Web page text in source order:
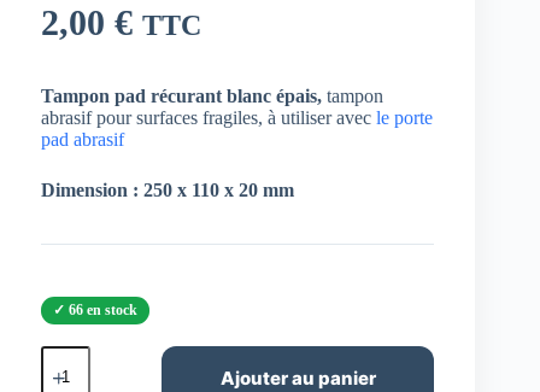
2,00 € TTC
Tampon pad récurant blanc épais, tampon
abrasif pour surfaces fragiles, à utiliser avec le porte
pad abrasif
Dimension : 250 x 110 x 20 mm
66 en stock
quantité
de
Ajouter au panier